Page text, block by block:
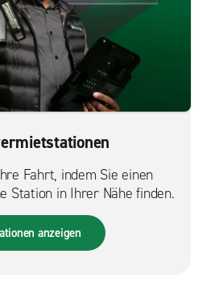
Fahrt, indem Sie einen
Station in Ihrer Nähe finden.
anzeigen